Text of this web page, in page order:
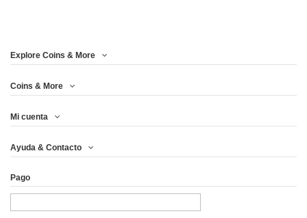
Explore Coins & More
Coins & More
Mi cuenta
Ayuda & Contacto
Pago